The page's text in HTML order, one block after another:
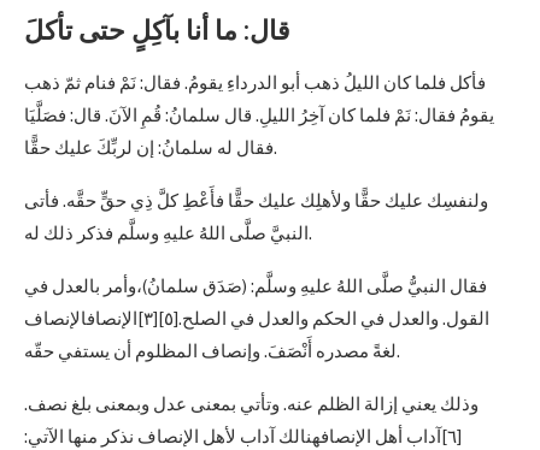
قال: ما أنا بآكِلٍ حتى تأكلَ
فأكل فلما كان الليلُ ذهب أبو الدرداءِ يقومُ. فقال: نَمْ فنام ثمّ ذهب
يقومُ فقال: نَمْ فلما كان آخِرُ الليلِ. قال سلمانُ: قُمِ الآنَ. قال: فصَلَّيَا
فقال له سلمانُ: إن لربِّكَ عليك حقًّا.
ولنفسِك عليك حقًّا ولأهلِك عليك حقًّا فأَعْطِ كلَّ ذِي حقٍّ حقَّه. فأتى
النبيَّ صلَّى اللهُ عليهِ وسلَّم فذكر ذلك له.
فقال النبيُّ صلَّى اللهُ عليهِ وسلَّم: (صَدَق سلمانُ)،وأمر بالعدل في
القول. والعدل في الحكم والعدل في الصلح.[٥][٣]الإنصافالإنصاف
لغةً مصدره أَنْصَفَ. وإنصاف المظلوم أن يستفي حقّه.
وذلك يعني إزالة الظلم عنه. وتأتي بمعنى عدل وبمعنى بلغ نصف.
[٦]آداب أهل الإنصافهنالك آداب لأهل الإنصاف نذكر منها الآتي: